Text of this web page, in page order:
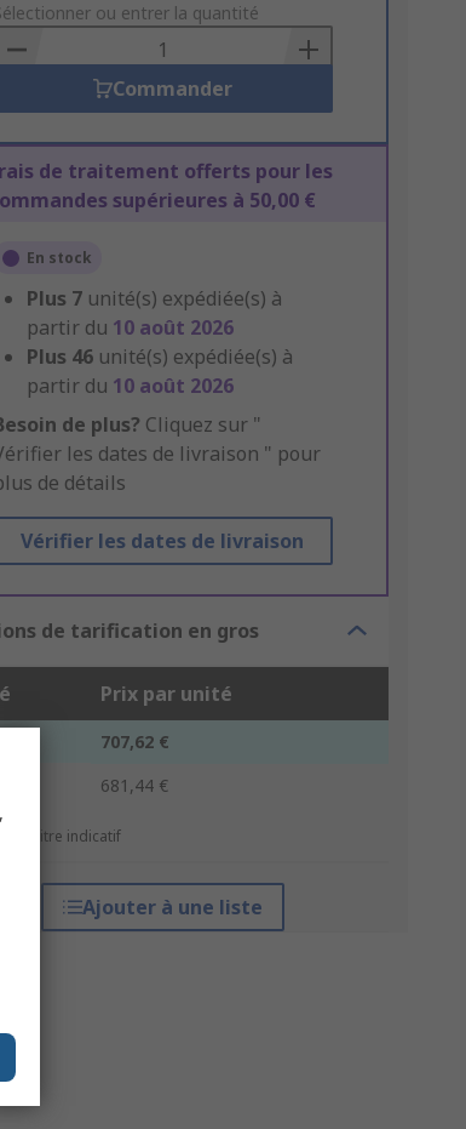
Basket
ou entrer la quantité
Commander
de traitement offerts pour les
supérieures à 50,00 €
En stock
Plus 7 unité(s) expédiée(s) à
partir du 10 août 2026
Plus 46 unité(s) expédiée(s) à
partir du 10 août 2026
de plus? Cliquez sur "
les dates de livraison " pour
de détails
Vérifier les dates de livraison
de tarification en gros
Prix par unité
707,62 €
681,44 €
à titre indicatif
Ajouter à une liste